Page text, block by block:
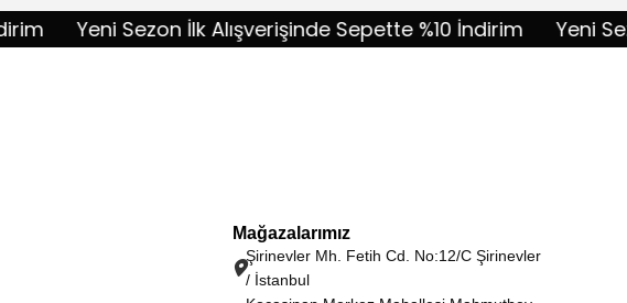
Yeni Sezon İlk Alışverişinde Sepette %10 İndirim Yeni Sezon
Mağazalarımız
Şirinevler Mh. Fetih Cd. No:12/C Şirinevler
/ İstanbul